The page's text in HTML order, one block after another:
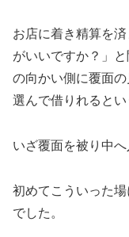
お店に着き精算を
がいいですか？」と
の向かい側に覆面
選んで借りれるとい
いざ覆面を被り中
初めてこういった
でした。